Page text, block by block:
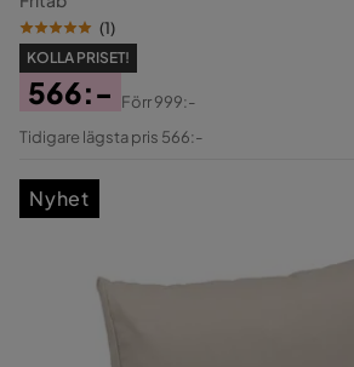
(1)
KOLLA PRISET!
Pris
566:-
Original
Förr999:-
Tidigare lägsta pris 566:-
Nyhet